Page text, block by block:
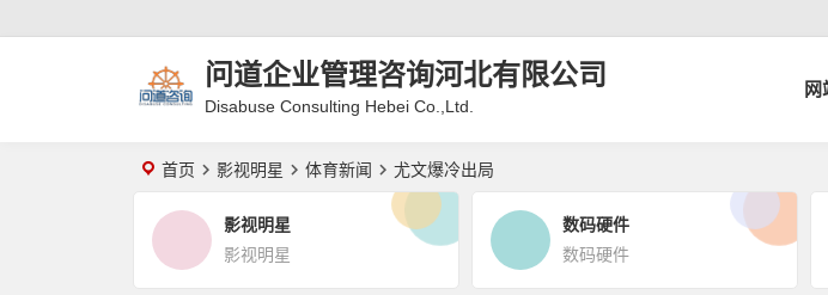
问道企业管理咨询河北有限公司
Disabuse Consulting Hebei Co.,Ltd.
首页 影视明星 体育新闻 尤文爆冷出局
影视明星
影视明星
数码硬件
数码硬件